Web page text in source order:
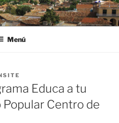
DIGITAL
Menú
Educa a tu
Centro de